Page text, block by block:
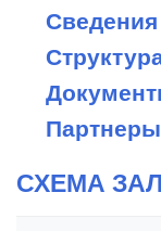
Партнеры
СХЕМА